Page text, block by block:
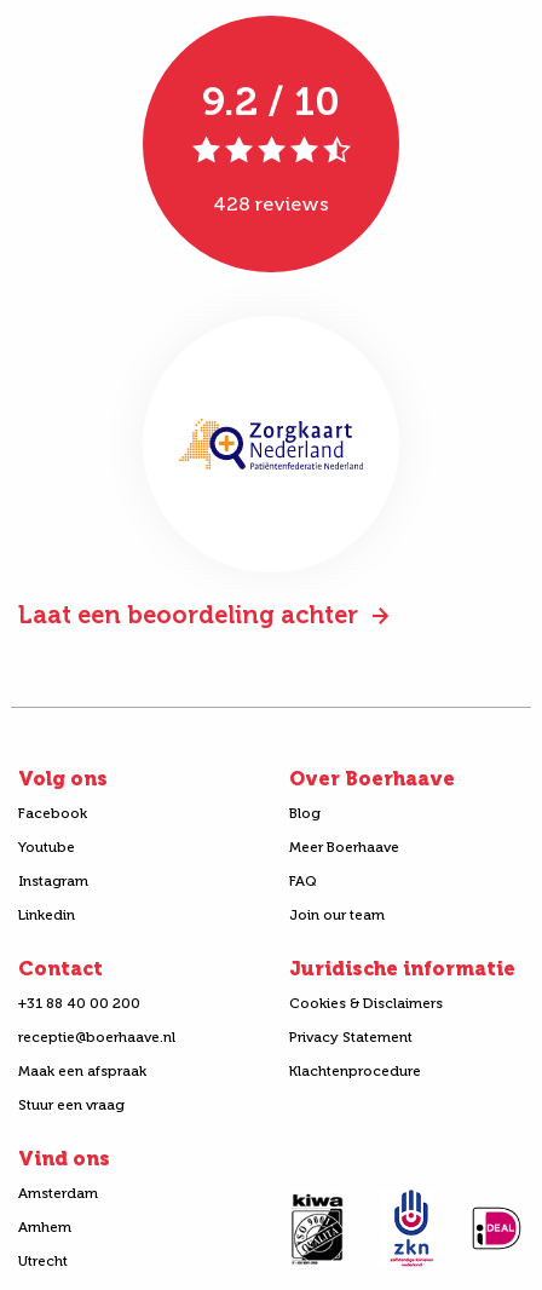
9.2 / 10
428 reviews
Laat een beoordeling achter
Volg ons
Facebook
Youtube
Instagram
Linkedin
Over Boerhaave
Blog
Meer Boerhaave
FAQ
Join our team
Contact
+31 88 40 00 200
receptie@boerhaave.nl
Maak een afspraak
Stuur een vraag
Juridische informatie
Cookies & Disclaimers
Privacy Statement
Klachtenprocedure
Vind ons
Amsterdam
Arnhem
Utrecht